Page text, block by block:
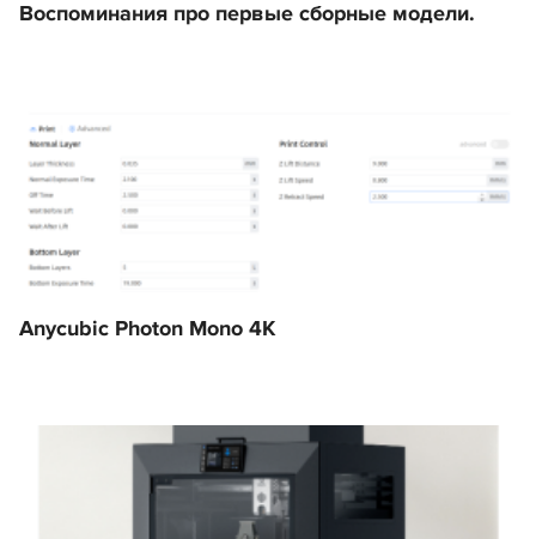
Воспоминания про первые сборные модели.
Anycubic Photon Mono 4K